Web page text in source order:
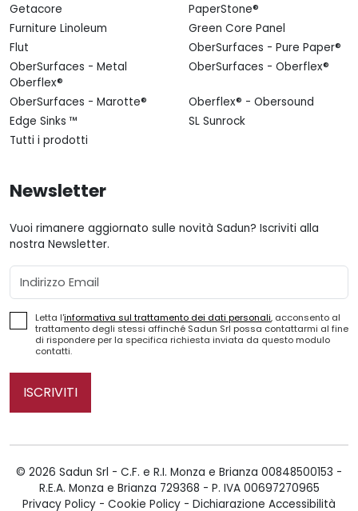
Getacore
PaperStone®
Furniture Linoleum
Green Core Panel
Flut
OberSurfaces - Pure Paper®
OberSurfaces - Metal
Oberflex®
OberSurfaces - Oberflex®
OberSurfaces - Marotte®
Oberflex® - Obersound
Edge Sinks ™
SL Sunrock
Tutti i prodotti
Newsletter
Vuoi rimanere aggiornato sulle novità Sadun? Iscriviti alla
nostra Newsletter.
Email
Letta l'informativa sul trattamento dei dati personali, acconsento al
trattamento degli stessi affinché Sadun Srl possa contattarmi al fine
di rispondere per la specifica richiesta inviata da questo modulo
contatti.
ISCRIVITI
© 2026 Sadun Srl - C.F. e R.I. Monza e Brianza 00848500153 -
R.E.A. Monza e Brianza 729368 - P. IVA 00697270965
Privacy Policy - Cookie Policy - Dichiarazione Accessibilità